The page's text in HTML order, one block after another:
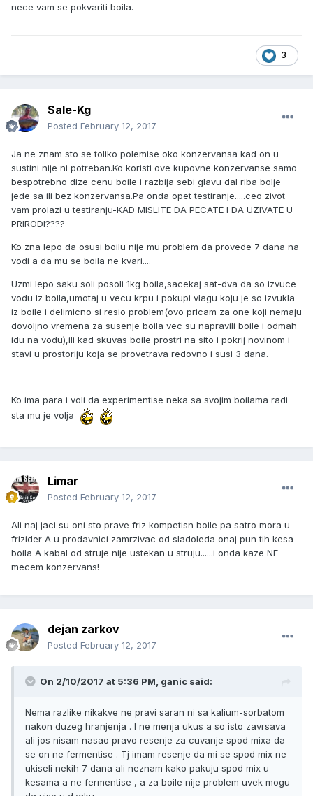
nece vam se pokvariti boila.
3
Sale-Kg
Posted February 12, 2017
Ja ne znam sto se toliko polemise oko konzervansa kad on u
sustini nije ni potreban.Ko koristi ove kupovne konzervanse samo
bespotrebno dize cenu boile i razbija sebi glavu dal riba bolje
jede sa ili bez konzervansa.Pa onda opet testiranje.....ceo zivot
vam prolazi u testiranju-KAD MISLITE DA PECATE I DA UZIVATE U
PRIRODI????
Ko zna lepo da osusi boilu nije mu problem da provede 7 dana na
vodi a da mu se boila ne kvari....
Uzmi lepo saku soli posoli 1kg boila,sacekaj sat-dva da so izvuce
vodu iz boila,umotaj u vecu krpu i pokupi vlagu koju je so izvukla
iz boile i delimicno si resio problem(ovo pricam za one koji nemaju
dovoljno vremena za susenje boila vec su napravili boile i odmah
idu na vodu),ili kad skuvas boile prostri na sito i pokrij novinom i
stavi u prostoriju koja se provetrava redovno i susi 3 dana.
Ko ima para i voli da experimentise neka sa svojim boilama radi
sta mu je volja
Limar
Posted February 12, 2017
Ali naj jaci su oni sto prave friz kompetisn boile pa satro mora u
frizider A u prodavnici zamrzivac od sladoleda onaj pun tih kesa
boila A kabal od struje nije ustekan u struju......i onda kaze NE
mecem konzervans!
dejan zarkov
Posted February 12, 2017
On 2/10/2017 at 5:36 PM, ganic said:
Nema razlike nikakve ne pravi saran ni sa kalium-sorbatom
nakon duzeg hranjenja . I ne menja ukus a so isto zavrsava
ali jos nisam nasao pravo resenje za cuvanje spod mixa da
se on ne fermentise . Tj imam resenje da mi se spod mix ne
ukiseli nekih 7 dana ali neznam kako pakuju spod mix u
kesama a ne fermentise , a za boile nije problem uvek mogu